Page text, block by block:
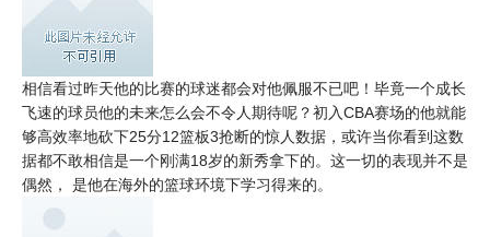
相信看过昨天他的比赛的球迷都会对他佩服不已吧！毕竟一个成长
飞速的球员他的未来怎么会不令人期待呢？初入CBA赛场的他就能
够高效率地砍下25分12篮板3抢断的惊人数据，或许当你看到这数
据都不敢相信是一个刚满18岁的新秀拿下的。这一切的表现并不是
偶然， 是他在海外的篮球环境下学习得来的。